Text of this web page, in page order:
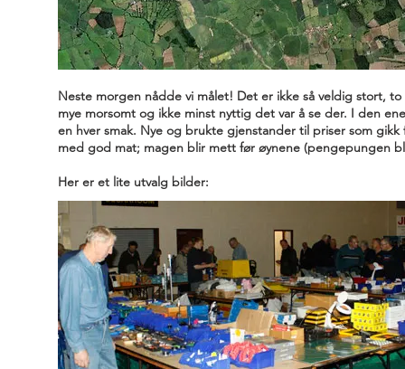
Neste morgen nådde vi målet! Det er ikke så veldig stort,
mye morsomt og ikke minst nyttig det var å se der. I den
en hver smak. Nye og brukte gjenstander til priser som
med god mat; magen blir mett før øynene (pengepungen
Her er et lite utvalg bilder: